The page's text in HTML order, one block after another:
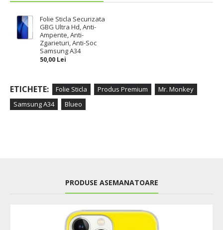
Folie Sticla Securizata
GBG Ultra Hd, Anti-
Ampente, Anti-
Zgarieturi, Anti-Soc
Samsung A34
50,00 Lei
ETICHETE: Folie Sticla Produs Premium
Mr. Monkey
Samsung A34
Blueo
PRODUSE ASEMANATOARE